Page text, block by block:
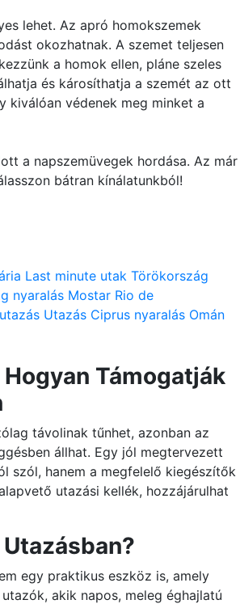
lehet. Az apró homokszemek
okozhatnak. A szemet teljesen
a homok ellen, pláne szeles
és károsíthatja a szemét az ott
kiválóan védenek meg minket a
a napszemüvegek hordása. Az már
bátran kínálatunkból!
Last minute utak Törökország
nyaralás Mostar Rio de
Utazás Ciprus nyaralás Omán
Támogatják
távolinak tűnhet, azonban az
állhat. Egy jól megtervezett
szól, hanem a megfelelő kiegészítők
utazási kellék, hozzájárulhat
egy praktikus eszköz is, amely
akik napos, meleg éghajlatú